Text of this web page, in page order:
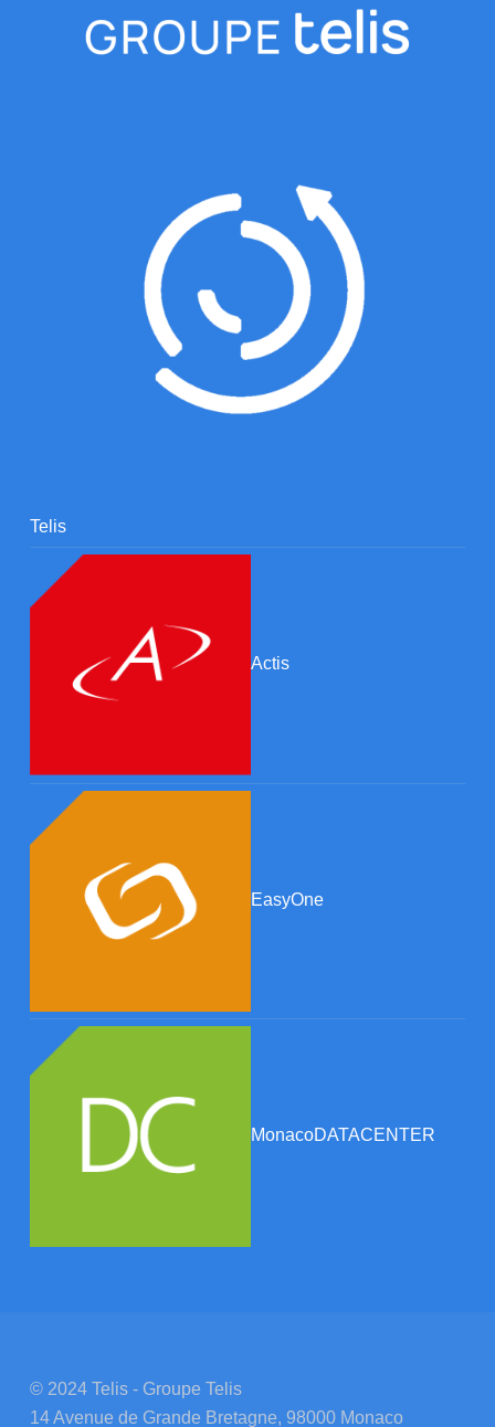
Telis
Actis
EasyOne
MonacoDATACENTER
© 2024 Telis - Groupe Telis
14 Avenue de Grande Bretagne, 98000 Monaco